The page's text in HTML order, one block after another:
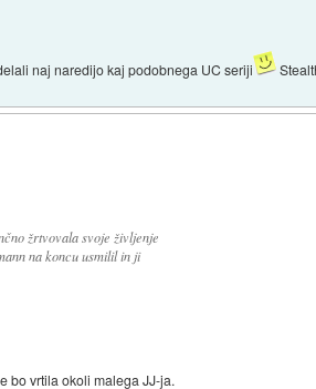
naj naredijo kaj podobnega UC seriji
žrtvovala svoje življenje
na koncu usmilil in ji
bo vrtila okoli malega JJ-ja.